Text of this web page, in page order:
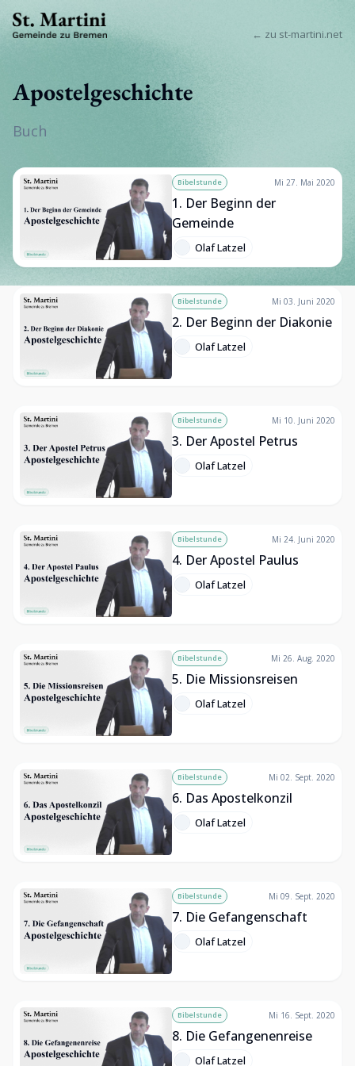
← zu st-martini.net
Apostelgeschichte
Buch
Bibelstunde Mi 27. Mai 2020
1. Der Beginn der
Gemeinde
Olaf Latzel
Bibelstunde Mi 03. Juni 2020
2. Der Beginn der Diakonie
Olaf Latzel
Bibelstunde Mi 10. Juni 2020
3. Der Apostel Petrus
Olaf Latzel
Bibelstunde Mi 24. Juni 2020
4. Der Apostel Paulus
Olaf Latzel
Bibelstunde Mi 26. Aug. 2020
5. Die Missionsreisen
Olaf Latzel
Bibelstunde Mi 02. Sept. 2020
6. Das Apostelkonzil
Olaf Latzel
Bibelstunde Mi 09. Sept. 2020
7. Die Gefangenschaft
Olaf Latzel
Bibelstunde Mi 16. Sept. 2020
8. Die Gefangenenreise
Olaf Latzel